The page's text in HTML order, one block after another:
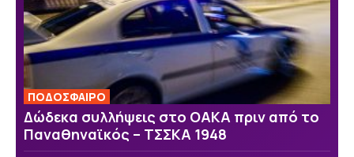
ΠΟΔΟΣΦΑΙΡΟ
Δώδεκα συλλήψεις στο ΟΑΚΑ πριν από το
Παναθηναϊκός – ΤΣΣΚΑ 1948